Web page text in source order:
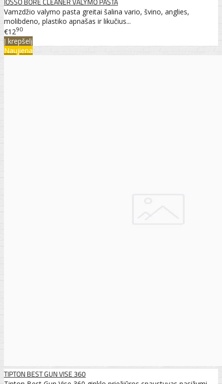
Vamzdžio valymo pasta greitai šalina vario, švino, anglies,
molibdeno, plastiko apnašas ir likučius...
€1290
Į krepšelį
Naujiena
TIPTON BEST GUN VISE 360